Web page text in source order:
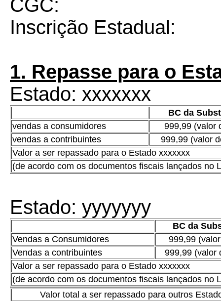
CGC:
Inscrição Estadual:
1. Repasse para o
Estado: xxxxxxx
BC da
vendas a consumidores
999,99 (valor
vendas a contribuintes
999,99 (valor
Valor a ser repassado para o Estado xxxxxxx
(de acordo com os documentos fiscais lançados no
Estado: yyyyyyy
BC da
Vendas a Consumidores
999,99
Vendas a contribuintes
999,99 (valor
Valor a ser repassado para o Estado xxxxxxx
(de acordo com os documentos fiscais lançados no
Valor total a ser repassado para outros